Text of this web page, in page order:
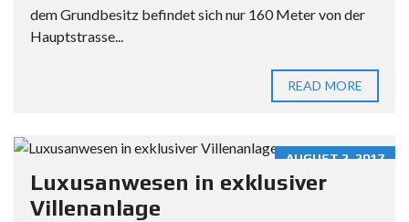
dem Grundbesitz befindet sich nur 160 Meter von der
Hauptstrasse...
READ MORE
AUGUST 2, 2017
Luxusanwesen in exklusiver
Villenanlage